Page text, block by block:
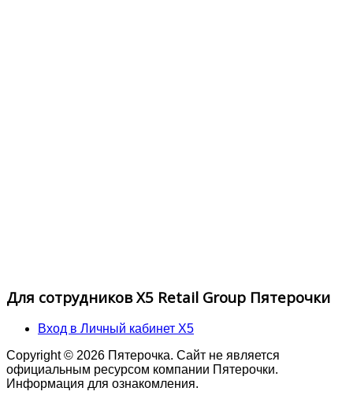
Для сотрудников X5 Retail Group Пятерочки
Вход в Личный кабинет X5
Copyright © 2026 Пятерочка. Сайт не является
официальным ресурсом компании Пятерочки.
Информация для ознакомления.